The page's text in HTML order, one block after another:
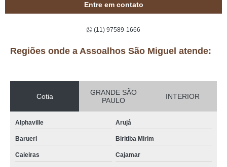
Entre em contato
(11) 97589-1666
Regiões onde a Assoalhos São Miguel atende:
Cotia
GRANDE SÃO
PAULO
INTERIOR
Alphaville Arujá
Barueri Biritiba Mirim
Caieiras Cajamar